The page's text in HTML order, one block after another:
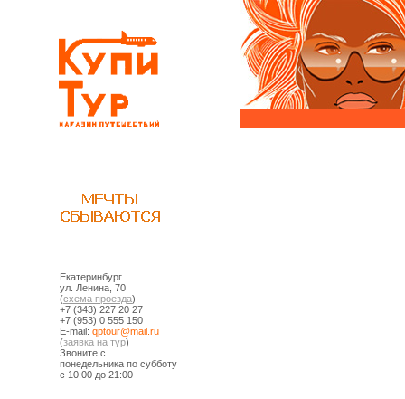
Екатеринбург
ул. Ленина, 70
(схема проезда)
+7 (343) 227 20 27
+7 (953) 0 555 150
E-mail: ur.liam@ruotpq
(заявка на тур)
Звоните с
понедельника по субботу
с 10:00 до 21:00